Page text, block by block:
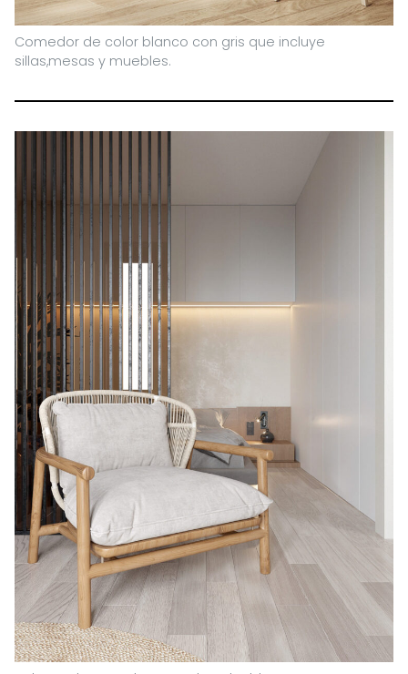
Comedor de color blanco con gris que incluye
sillas,mesas y muebles.